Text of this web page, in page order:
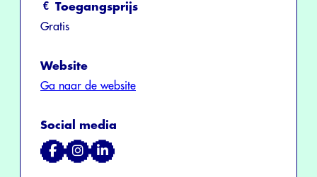
Toegangsprijs
Gratis
Website
Ga naar de website
Social media